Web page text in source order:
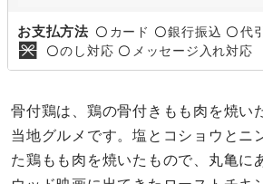
お支払方法 〇 カード 〇銀行振込 〇代
〇のし対応 〇 メッセージ入れ対応
骨付鶏は、鶏の骨付きもも肉を焼い
当地グルメです。塩とコショウとニ
た鶏もも肉を焼いたもので、丸亀に